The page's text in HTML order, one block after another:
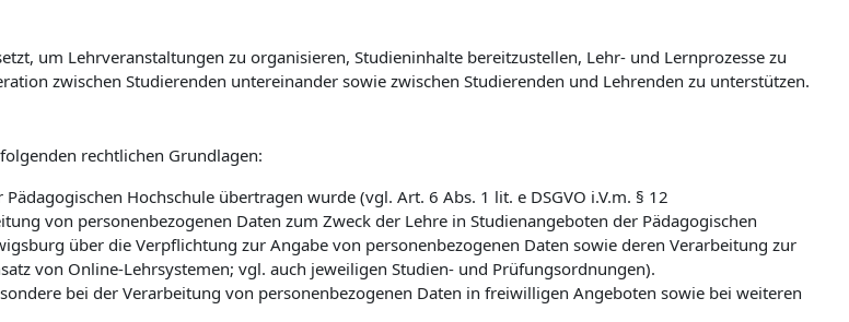
um Lehrveranstaltungen zu organisieren, Studieninhalte bereitzustellen, Lehr- und Lernprozesse zu
zwischen Studierenden untereinander sowie zwischen Studierenden und Lehrenden zu unterstützen.
rechtlichen Grundlagen:
Hochschule übertragen wurde (vgl. Art. 6 Abs. 1 lit. e DSGVO i.V.m. § 12
von personenbezogenen Daten zum Zweck der Lehre in Studienangeboten der Pädagogischen
über die Verpflichtung zur Angabe von personenbezogenen Daten sowie deren Verarbeitung zur
von Online-Lehrsystemen; vgl. auch jeweiligen Studien- und Prüfungsordnungen).
bei der Verarbeitung von personenbezogenen Daten in freiwilligen Angeboten sowie bei weiteren